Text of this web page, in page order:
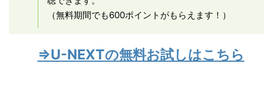
（無料期間でも600ポイントがもらえます！）
⇒U-NEXTの無料お試しはこちら